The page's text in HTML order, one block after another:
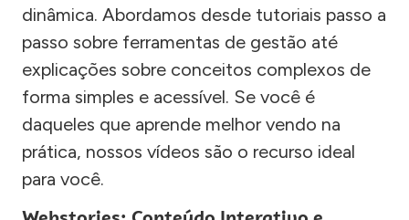
dinâmica. Abordamos desde tutoriais passo a
passo sobre ferramentas de gestão até
explicações sobre conceitos complexos de
forma simples e acessível. Se você é
daqueles que aprende melhor vendo na
prática, nossos vídeos são o recurso ideal
para você.